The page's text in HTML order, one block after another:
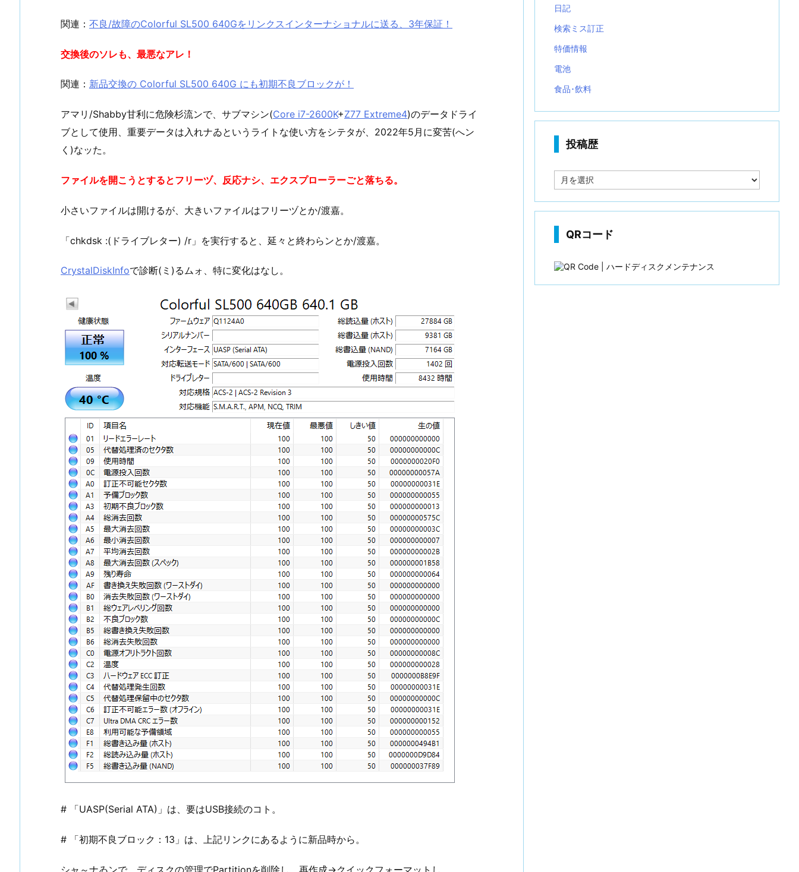
関連： 不良/故障のColorful SL500 640Gをリンクスインターナショナルに送る、3年保証！
交換後のソレも、最悪なアレ！
関連： 新品交換の Colorful SL500 640G にも初期不良ブロックが！
アマリ/Shabby甘利に危険杉流ンで、サブマシン(Core i7-2600K+Z77 Extreme4)のデータドライ
ブとして使用、重要データは入れナゐというライトな使い方をシテタが、2022年5月に変苦(へン
く)なッた。
ファイルを開こうとするとフリーヅ、反応ナシ、エクスプローラーごと落ちる。
小さいファイルは開けるが、大きいファイルはフリーヅとか/渡嘉。
「chkdsk :(ドライブレター) /r」を実行すると、延々と終わらンとか/渡嘉。
CrystalDiskInfoで診断(ミ)るムォ、特に変化はなし。
# 「UASP(Serial ATA)」は、要はUSB接続のコト。
# 「初期不良ブロック：13」は、上記リンクにあるように新品時から。
シャ～ナゐンで、ディスクの管理でPartitionを削除し、再作成→クイックフォーマットし、
日記
検索ミス訂正
特価情報
電池
食品･飲料
投稿歴
稿
QRコード